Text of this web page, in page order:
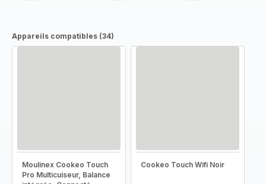
Appareils compatibles (34)
Moulinex Cookeo Touch
Pro Multicuiseur, Balance
Cookeo Touch Wifi Noir